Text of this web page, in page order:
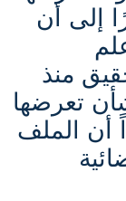
إلى أن
منذ
تعرضها
أن الملف